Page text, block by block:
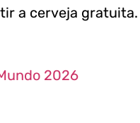
a cerveja gratuita.
2026